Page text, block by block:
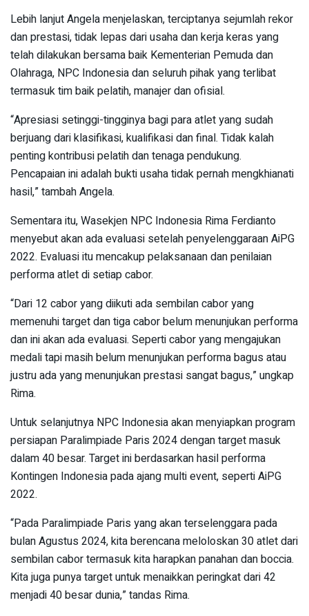
Lebih lanjut Angela menjelaskan, terciptanya sejumlah rekor
dan prestasi, tidak lepas dari usaha dan kerja keras yang
telah dilakukan bersama baik Kementerian Pemuda dan
Olahraga, NPC Indonesia dan seluruh pihak yang terlibat
termasuk tim baik pelatih, manajer dan ofisial.
“Apresiasi setinggi-tingginya bagi para atlet yang sudah
berjuang dari klasifikasi, kualifikasi dan final. Tidak kalah
penting kontribusi pelatih dan tenaga pendukung.
Pencapaian ini adalah bukti usaha tidak pernah mengkhianati
hasil,” tambah Angela.
Sementara itu, Wasekjen NPC Indonesia Rima Ferdianto
menyebut akan ada evaluasi setelah penyelenggaraan AiPG
2022. Evaluasi itu mencakup pelaksanaan dan penilaian
performa atlet di setiap cabor.
“Dari 12 cabor yang diikuti ada sembilan cabor yang
memenuhi target dan tiga cabor belum menunjukan performa
dan ini akan ada evaluasi. Seperti cabor yang mengajukan
medali tapi masih belum menunjukan performa bagus atau
justru ada yang menunjukan prestasi sangat bagus,” ungkap
Rima.
Untuk selanjutnya NPC Indonesia akan menyiapkan program
persiapan Paralimpiade Paris 2024 dengan target masuk
dalam 40 besar. Target ini berdasarkan hasil performa
Kontingen Indonesia pada ajang multi event, seperti AiPG
2022.
“Pada Paralimpiade Paris yang akan terselenggara pada
bulan Agustus 2024, kita berencana meloloskan 30 atlet dari
sembilan cabor termasuk kita harapkan panahan dan boccia.
Kita juga punya target untuk menaikkan peringkat dari 42
menjadi 40 besar dunia,” tandas Rima.